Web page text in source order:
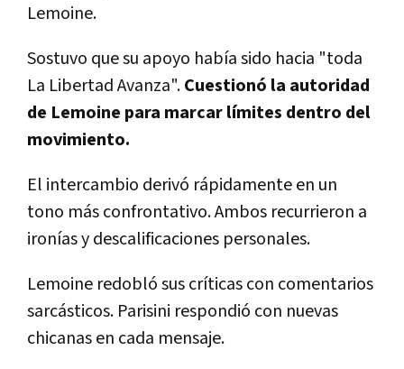
Lemoine.
Sostuvo que su apoyo había sido hacia "toda
La Libertad Avanza".Cuestionó la autoridad
de Lemoine para marcar límites dentro del
movimiento.
El intercambio derivó rápidamente en un
tono más confrontativo. Ambos recurrieron a
ironías y descalificaciones personales.
Lemoine redobló sus críticas con comentarios
sarcásticos. Parisini respondió con nuevas
chicanas en cada mensaje.